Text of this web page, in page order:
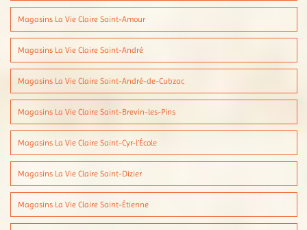
Magasins La Vie Claire Saint-Amour
Magasins La Vie Claire Saint-André
Magasins La Vie Claire Saint-André-de-Cubzac
Magasins La Vie Claire Saint-Brevin-les-Pins
Magasins La Vie Claire Saint-Cyr-l'École
Magasins La Vie Claire Saint-Dizier
Magasins La Vie Claire Saint-Étienne